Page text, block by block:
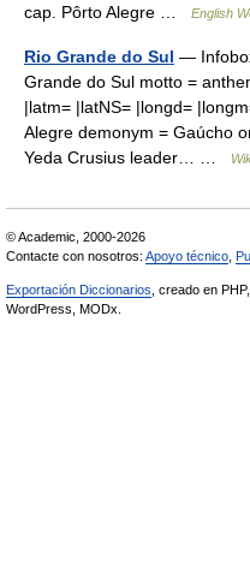
cap. Pôrto Alegre …
English
Rio Grande do Sul —
Grande do Sul motto =
|latm= |latNS= |longd=
Alegre demonym = Gaúcho
Yeda Crusius leader… …
© Academic, 2000-2026
Contacte con nosotros: Apoyo técnico
Exportación Diccionarios , creado en PHP,
WordPress, MODx.